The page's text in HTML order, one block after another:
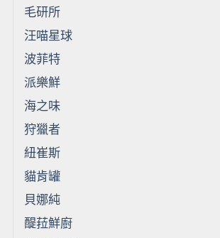
毛研所
汪喵星球
波菲特
派樂鮮
海之味
狩獵者
紐崔斯
貓肯罐
貝娜純
醍菈鮮廚